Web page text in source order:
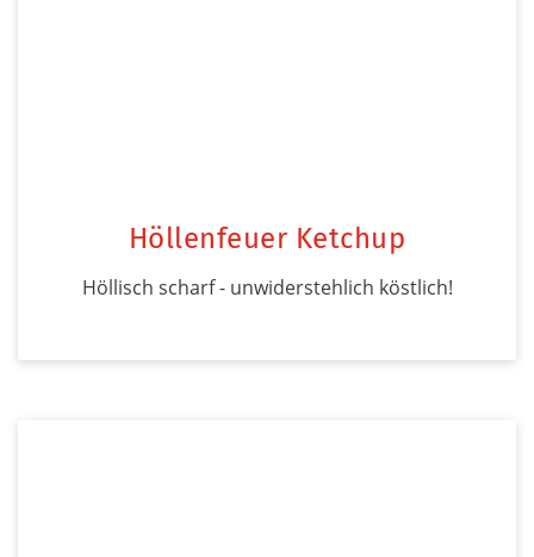
Höllenfeuer Ketchup
Höllisch scharf - unwiderstehlich köstlich!